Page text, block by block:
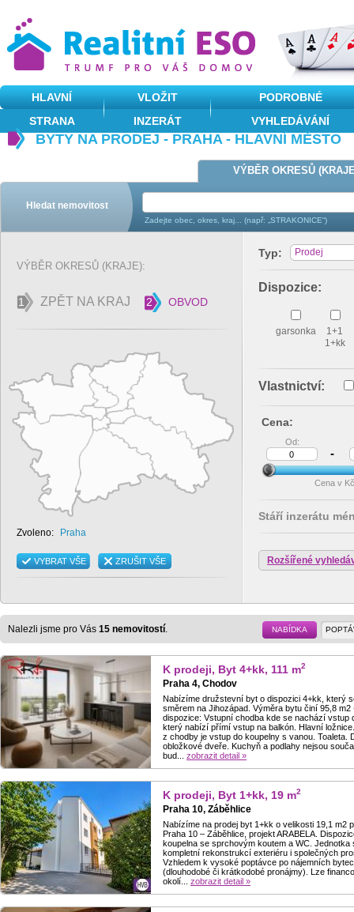
BYTY NA PRODEJ - PRAHA - HLAVNÍ MĚSTO
VÝBĚR OKRESŮ (KRAJE):
1 ZPĚT NA KRAJ 2 OBVOD
Zvoleno: Praha
VYBRAT VŠE ZRUŠIT VŠE
Typ: Prodej
Dispozice:
garsonka
1+1
1+kk
Vlastnictví:
Cena:
-
Cena v
Od:
Stáří inzerátu
Rozšířené
VÝBĚR OKRESŮ
Hledat nemovitost
Zadejte obec, okres, kraj... (např: „STRAKONICE“)
NABÍDKA
Nalezli jsme pro Vás 15 nemovitostí.
K prodeji, Byt 4+kk, 111 m2
Praha 4, Chodov
Nabízíme družstevní byt o dispozici 4+kk, který
směrem na Jihozápad. Výměra bytu činí 95,8
dispozice: Vstupní chodba kde se nachází
který nabízí přímí vstup na balkón. Hlavní
z chodby je vstup do koupelny s vanou. Toaleta.
obložkové dveře. Kuchyň a podlahy nejsou
bud... zobrazit detail »
K prodeji, Byt 1+kk, 19 m2
Praha 10, Záběhlice
Nabízíme na prodej byt 1+kk o velikosti 19,1 m2
Praha 10 – Záběhlice, projekt ARABELA.
koupelna se sprchovým koutem a WC.
kompletní rekonstrukcí exteriéru i společných
Vzhledem k vysoké poptávce po nájemních
(dlouhodobé či krátkodobé pronájmy). Lze
okolí... zobrazit detail »
HLAVNÍ
STRANA
VLOŽIT
INZERÁT
PODROBNÉ
VYHLEDÁVÁNÍ